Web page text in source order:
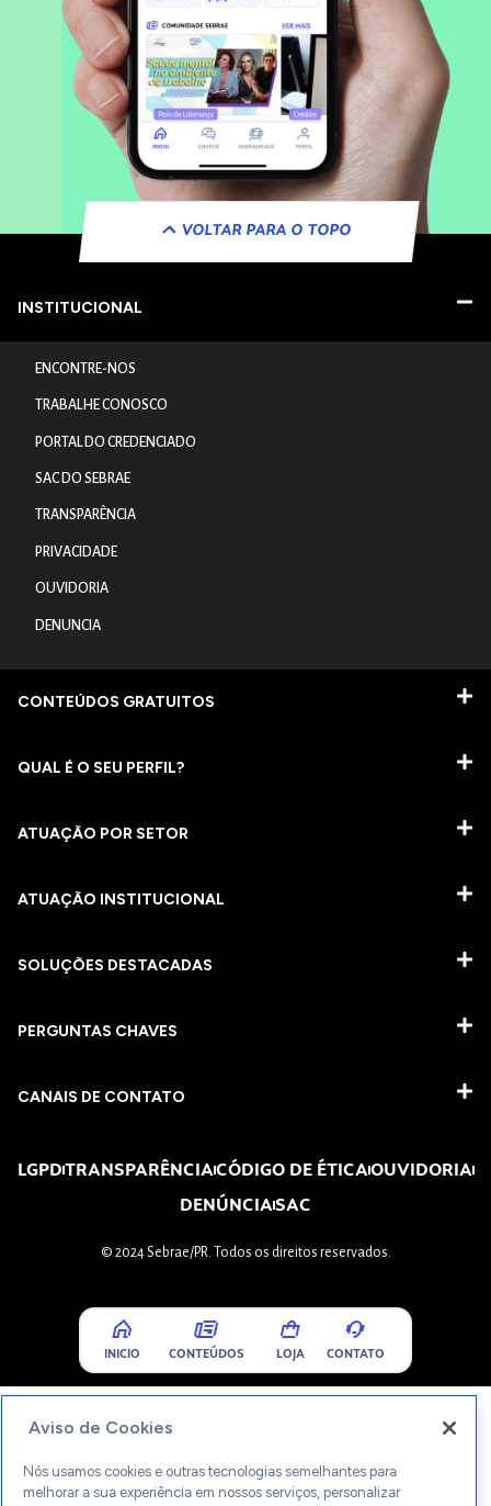
VOLTAR PARA O TOPO
INSTITUCIONAL
ENCONTRE-NOS
TRABALHE CONOSCO
PORTAL DO CREDENCIADO
SAC DO SEBRAE
TRANSPARÊNCIA
PRIVACIDADE
OUVIDORIA
DENUNCIA
CONTEÚDOS GRATUITOS
QUAL É O SEU PERFIL?
ATUAÇÃO POR SETOR
ATUAÇÃO INSTITUCIONAL
SOLUÇÕES DESTACADAS
PERGUNTAS CHAVES​
CANAIS DE CONTATO
LGPDTRANSPARÊNCIACÓDIGO DE ÉTICAOUVIDORIA
DENÚNCIASAC
© 2024 Sebrae/PR. Todos os direitos reservados.
INICIO CONTEÚDOS LOJA CONTATO
Aviso de Cookies
Nós usamos cookies e outras tecnologias semelhantes para
melhorar a sua experiência em nossos serviços, personalizar